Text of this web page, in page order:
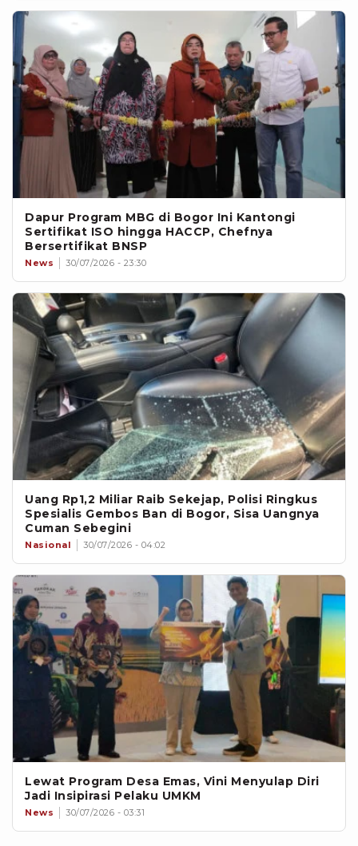
Dapur Program MBG di Bogor Ini Kantongi
Sertifikat ISO hingga HACCP, Chefnya
Bersertifikat BNSP
News 30/07/2026 - 23:30
Uang Rp1,2 Miliar Raib Sekejap, Polisi Ringkus
Spesialis Gembos Ban di Bogor, Sisa Uangnya
Cuman Sebegini
Nasional 30/07/2026 - 04:02
Lewat Program Desa Emas, Vini Menyulap Diri
Jadi Insipirasi Pelaku UMKM
News 30/07/2026 - 03:31